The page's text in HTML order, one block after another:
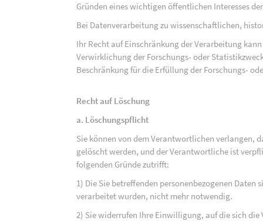
Gründen eines wichtigen öffentlichen Interesses
Bei Datenverarbeitung zu wissenschaftlichen,
Ihr Recht auf Einschränkung der Verarbeitung
Verwirklichung der Forschungs- oder
Beschränkung für die Erfüllung der Forschungs-
Recht auf Löschung
a. Löschungspflicht
Sie können von dem Verantwortlichen verlangen,
gelöscht werden, und der Verantwortliche ist
folgenden Gründe zutrifft:
1) Die Sie betreffenden personenbezogenen Daten
verarbeitet wurden, nicht mehr notwendig.
2) Sie widerrufen Ihre Einwilligung, auf die sich die